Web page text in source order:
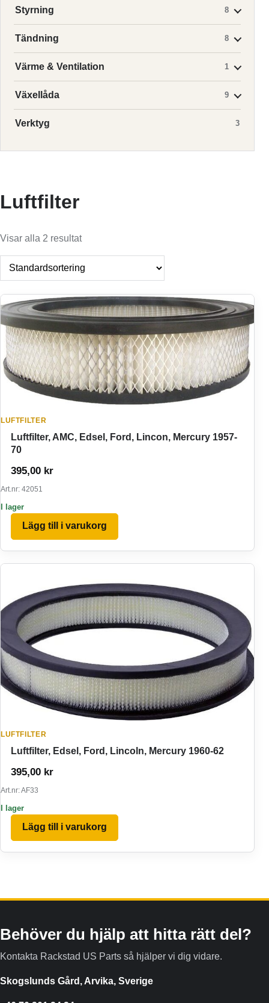
Styrning 8
Tändning 8
Värme & Ventilation 1
Växellåda 9
Verktyg 3
Luftfilter
Visar alla 2 resultat
LUFTFILTER
Luftfilter, AMC, Edsel, Ford, Lincon, Mercury 1957-
70
395,00 kr
Art.nr: 42051
I lager
Lägg till i varukorg
LUFTFILTER
Luftfilter, Edsel, Ford, Lincoln, Mercury 1960-62
395,00 kr
Art.nr: AF33
I lager
Lägg till i varukorg
Behöver du hjälp att hitta rätt del?
Kontakta Rackstad US Parts så hjälper vi dig vidare.
Skogslunds Gård, Arvika, Sverige